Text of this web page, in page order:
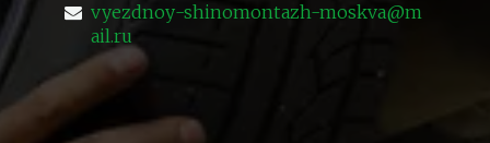
vyezdnoy-shinomontazh-moskva@m
ail.ru